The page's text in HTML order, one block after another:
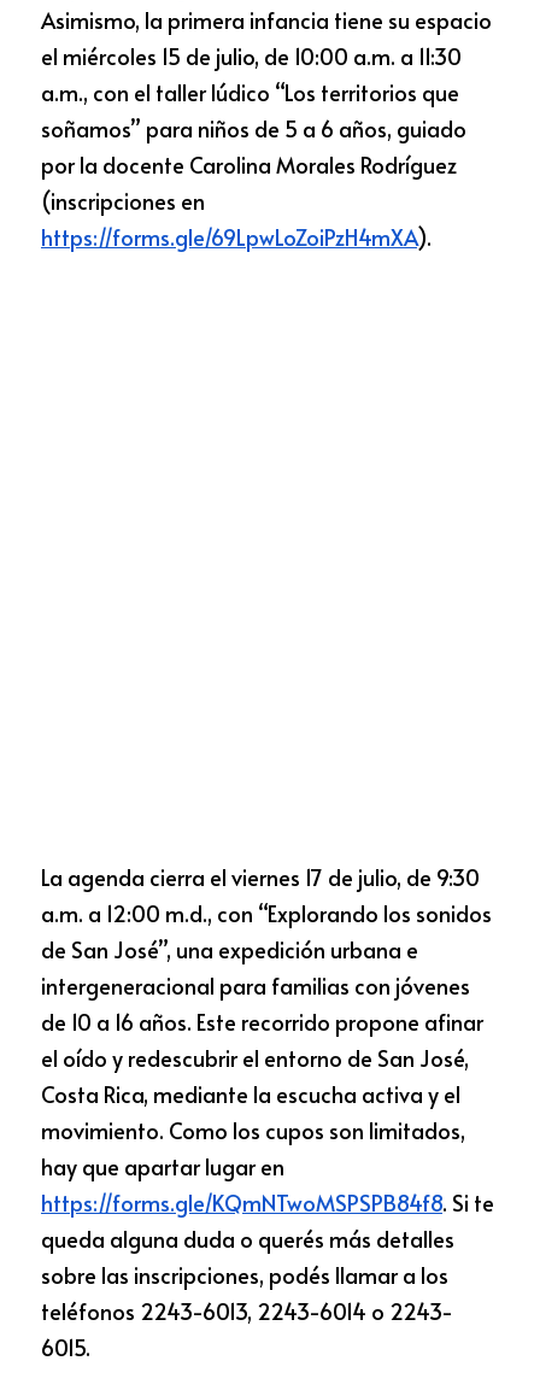
Asimismo, la primera infancia tiene su espacio
el miércoles 15 de julio, de 10:00 a.m. a 11:30
a.m., con el taller lúdico “Los territorios que
soñamos” para niños de 5 a 6 años, guiado
por la docente Carolina Morales Rodríguez
(inscripciones en
https://forms.gle/69LpwLoZoiPzH4mXA).
La agenda cierra el viernes 17 de julio, de 9:30
a.m. a 12:00 m.d., con “Explorando los sonidos
de San José”, una expedición urbana e
intergeneracional para familias con jóvenes
de 10 a 16 años. Este recorrido propone afinar
el oído y redescubrir el entorno de San José,
Costa Rica, mediante la escucha activa y el
movimiento. Como los cupos son limitados,
hay que apartar lugar en
https://forms.gle/KQmNTwoMSPSPB84f8. Si te
queda alguna duda o querés más detalles
sobre las inscripciones, podés llamar a los
teléfonos 2243-6013, 2243-6014 o 2243-
6015.